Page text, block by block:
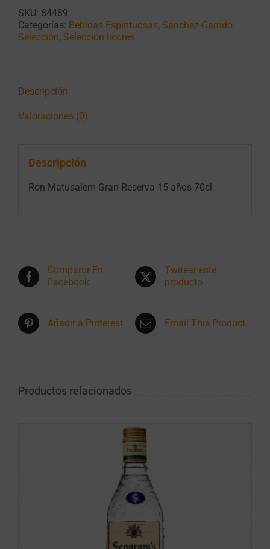
70cl
cantidad
SKU: 84489
Categorías: Bebidas Espirituosas, Sánchez-Garrido
Selección, Selección licores
Descripción
Valoraciones (0)
Descripción
Ron Matusalem Gran Reserva 15 años 70cl
Compartir En
Facebook
Twitear este
producto
Añadir a Pinterest Email This Product
Productos relacionados